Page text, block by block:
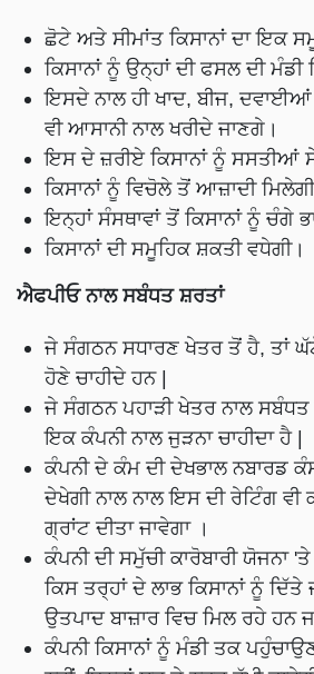
ਛੋਟੇ ਅਤੇ ਸੀਮਾਂਤ ਕਿਸਾਨਾਂ ਦਾ ਇਕ
ਕਿਸਾਨਾਂ ਨੂੰ ਉਨ੍ਹਾਂ ਦੀ ਫਸਲ ਦੀ ਮੰਡੀ
ਇਸਦੇ ਨਾਲ ਹੀ ਖਾਦ, ਬੀਜ,
ਵੀ ਆਸਾਨੀ ਨਾਲ ਖਰੀਦੇ ਜਾਣਗੇ।
ਇਸ ਦੇ ਜ਼ਰੀਏ ਕਿਸਾਨਾਂ ਨੂੰ ਸਸਤੀਆਂ
ਕਿਸਾਨਾਂ ਨੂੰ ਵਿਚੋਲੇ ਤੋਂ ਆਜ਼ਾਦੀ
ਇਨ੍ਹਾਂ ਸੰਸਥਾਵਾਂ ਤੋਂ ਕਿਸਾਨਾਂ ਨੂੰ ਚੰਗੇ
ਕਿਸਾਨਾਂ ਦੀ ਸਮੂਹਿਕ ਸ਼ਕਤੀ ਵਧੇਗੀ।
ਐਫਪੀਓ ਨਾਲ ਸਬੰਧਤ ਸ਼ਰਤਾਂ
ਜੇ ਸੰਗਠਨ ਸਧਾਰਣ ਖੇਤਰ ਤੋਂ ਹੈ, ਤਾਂ
ਹੋਣੇ ਚਾਹੀਦੇ ਹਨ |
ਜੇ ਸੰਗਠਨ ਪਹਾੜੀ ਖੇਤਰ ਨਾਲ ਸਬੰਧਤ
ਇਕ ਕੰਪਨੀ ਨਾਲ ਜੁੜਨਾ ਚਾਹੀਦਾ ਹੈ |
ਕੰਪਨੀ ਦੇ ਕੰਮ ਦੀ ਦੇਖਭਾਲ ਨਬਾਰਡ
ਦੇਖੇਗੀ ਨਾਲ ਨਾਲ ਇਸ ਦੀ ਰੇਟਿੰਗ
ਗ੍ਰਾਂਟ ਦੀਤਾ ਜਾਵੇਗਾ ।
ਕੰਪਨੀ ਦੀ ਸਮੁੱਚੀ ਕਾਰੋਬਾਰੀ ਯੋਜਨਾ
ਕਿਸ ਤਰ੍ਹਾਂ ਦੇ ਲਾਭ ਕਿਸਾਨਾਂ ਨੂੰ
ਉਤਪਾਦ ਬਾਜ਼ਾਰ ਵਿਚ ਮਿਲ ਰਹੇ ਹਨ
ਕੰਪਨੀ ਕਿਸਾਨਾਂ ਨੂੰ ਮੰਡੀ ਤਕ